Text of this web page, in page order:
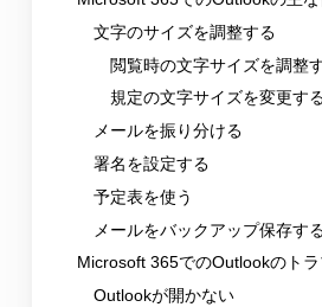
文字のサイズを調整する
閲覧時の文字サイズを調整
規定の文字サイズを変更す
メールを振り分ける
署名を設定する
予定表を使う
メールをバックアップ保存す
Microsoft 365でのOutlookのト
Outlookが開かない